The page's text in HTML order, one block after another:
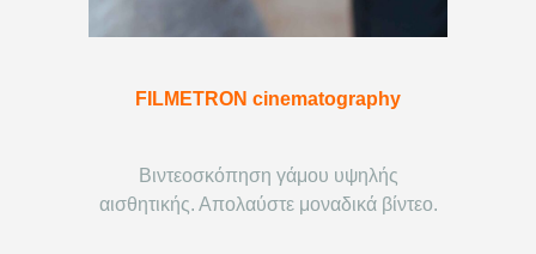
FILMETRON cinematography
Βιντεοσκόπηση γάμου υψηλής
αισθητικής. Απολαύστε μοναδικά βίντεο.